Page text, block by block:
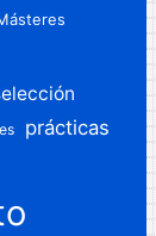
prácticas